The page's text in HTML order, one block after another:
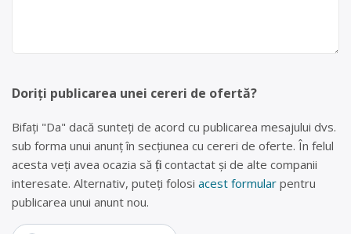
Doriți publicarea unei cereri de ofertă?
Bifați "Da" dacă sunteți de acord cu publicarea mesajului dvs.
sub forma unui anunț în secțiunea cu cereri de oferte. În felul
acesta veți avea ocazia să fiți contactat și de alte companii
interesate. Alternativ, puteți folosi acest formular pentru
publicarea unui anunt nou.